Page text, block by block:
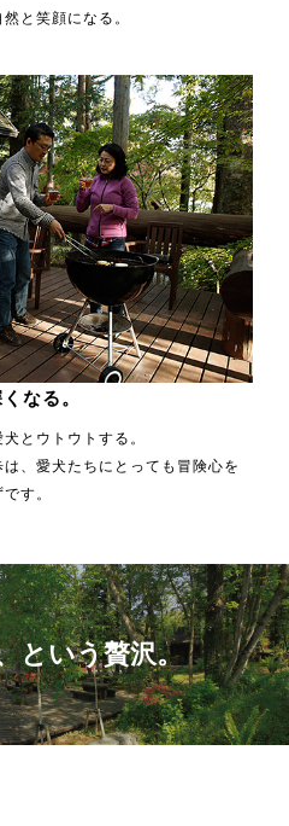
と笑顔になる。
なる。
とウトウトする。
、愛犬たちにとっても冒険心を
す。
という贅沢。